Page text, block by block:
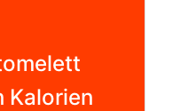
Kalorien